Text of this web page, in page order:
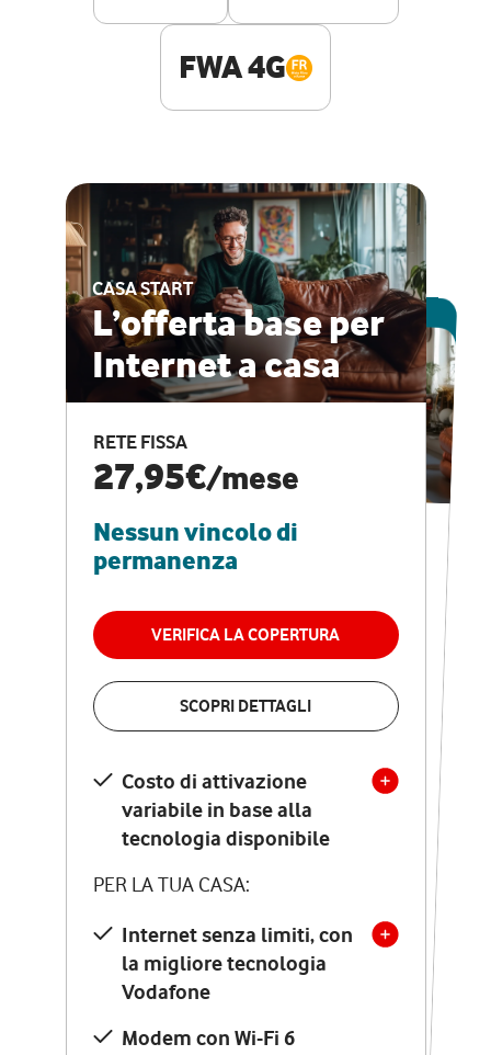
FWA 4G
CASA START
L’offerta base per
Internet a casa
RETE FISSA
27,95€/mese
Nessun vincolo di
permanenza
VERIFICA LA COPERTURA
SCOPRI DETTAGLI
Costo di attivazione
variabile in base alla
tecnologia disponibile
PER LA TUA CASA:
Internet senza limiti, con
la migliore tecnologia
Vodafone
Modem con Wi-Fi 6
ESCLUSIVA ONLINE
CASA PRO
Internet veloce e
vantaggi speciali
RETE FISSA + VODAFONE CLUB
29,95€
permanenza
VERIFICA LA COPERTURA
Costo di attivazione
variabile in base alla
tecnologia disponibile
PER LA TUA CASA:
Internet senza limiti, con
la migliore tecnologia
Vodafone
Modem Seven con Wi-Fi 7
Chiamate illimitate verso
numeri fissi e mobili